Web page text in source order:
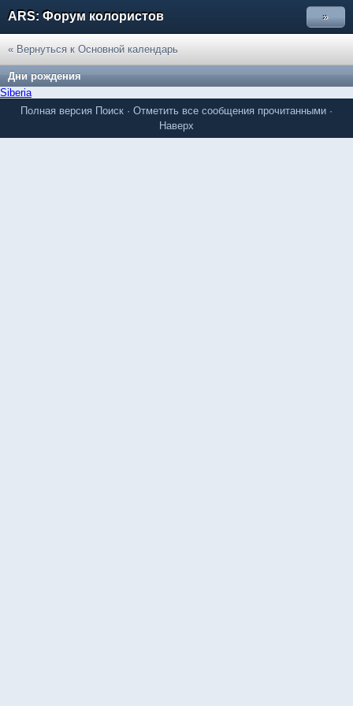
ARS: Форум колористов »
« Вернуться к Основной календарь
Дни рождения
Siberia
Полная версия Поиск · Отметить все сообщения прочитанными ·
Наверх